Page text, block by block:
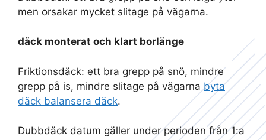
men orsakar mycket slitage på vägarna.
däck monterat och klart borlänge
Friktionsdäck: ett bra grepp på snö, mindre
grepp på is, mindre slitage på vägarna byta
däck balansera däck.
Dubbdäck datum gäller under perioden från 1:a